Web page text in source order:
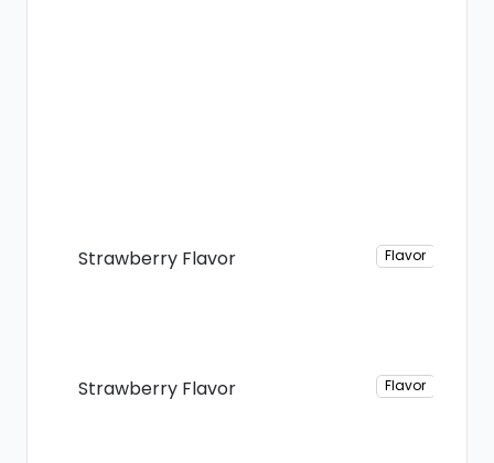
Strawberry Flavor Flavor
Strawberry Flavor Flavor